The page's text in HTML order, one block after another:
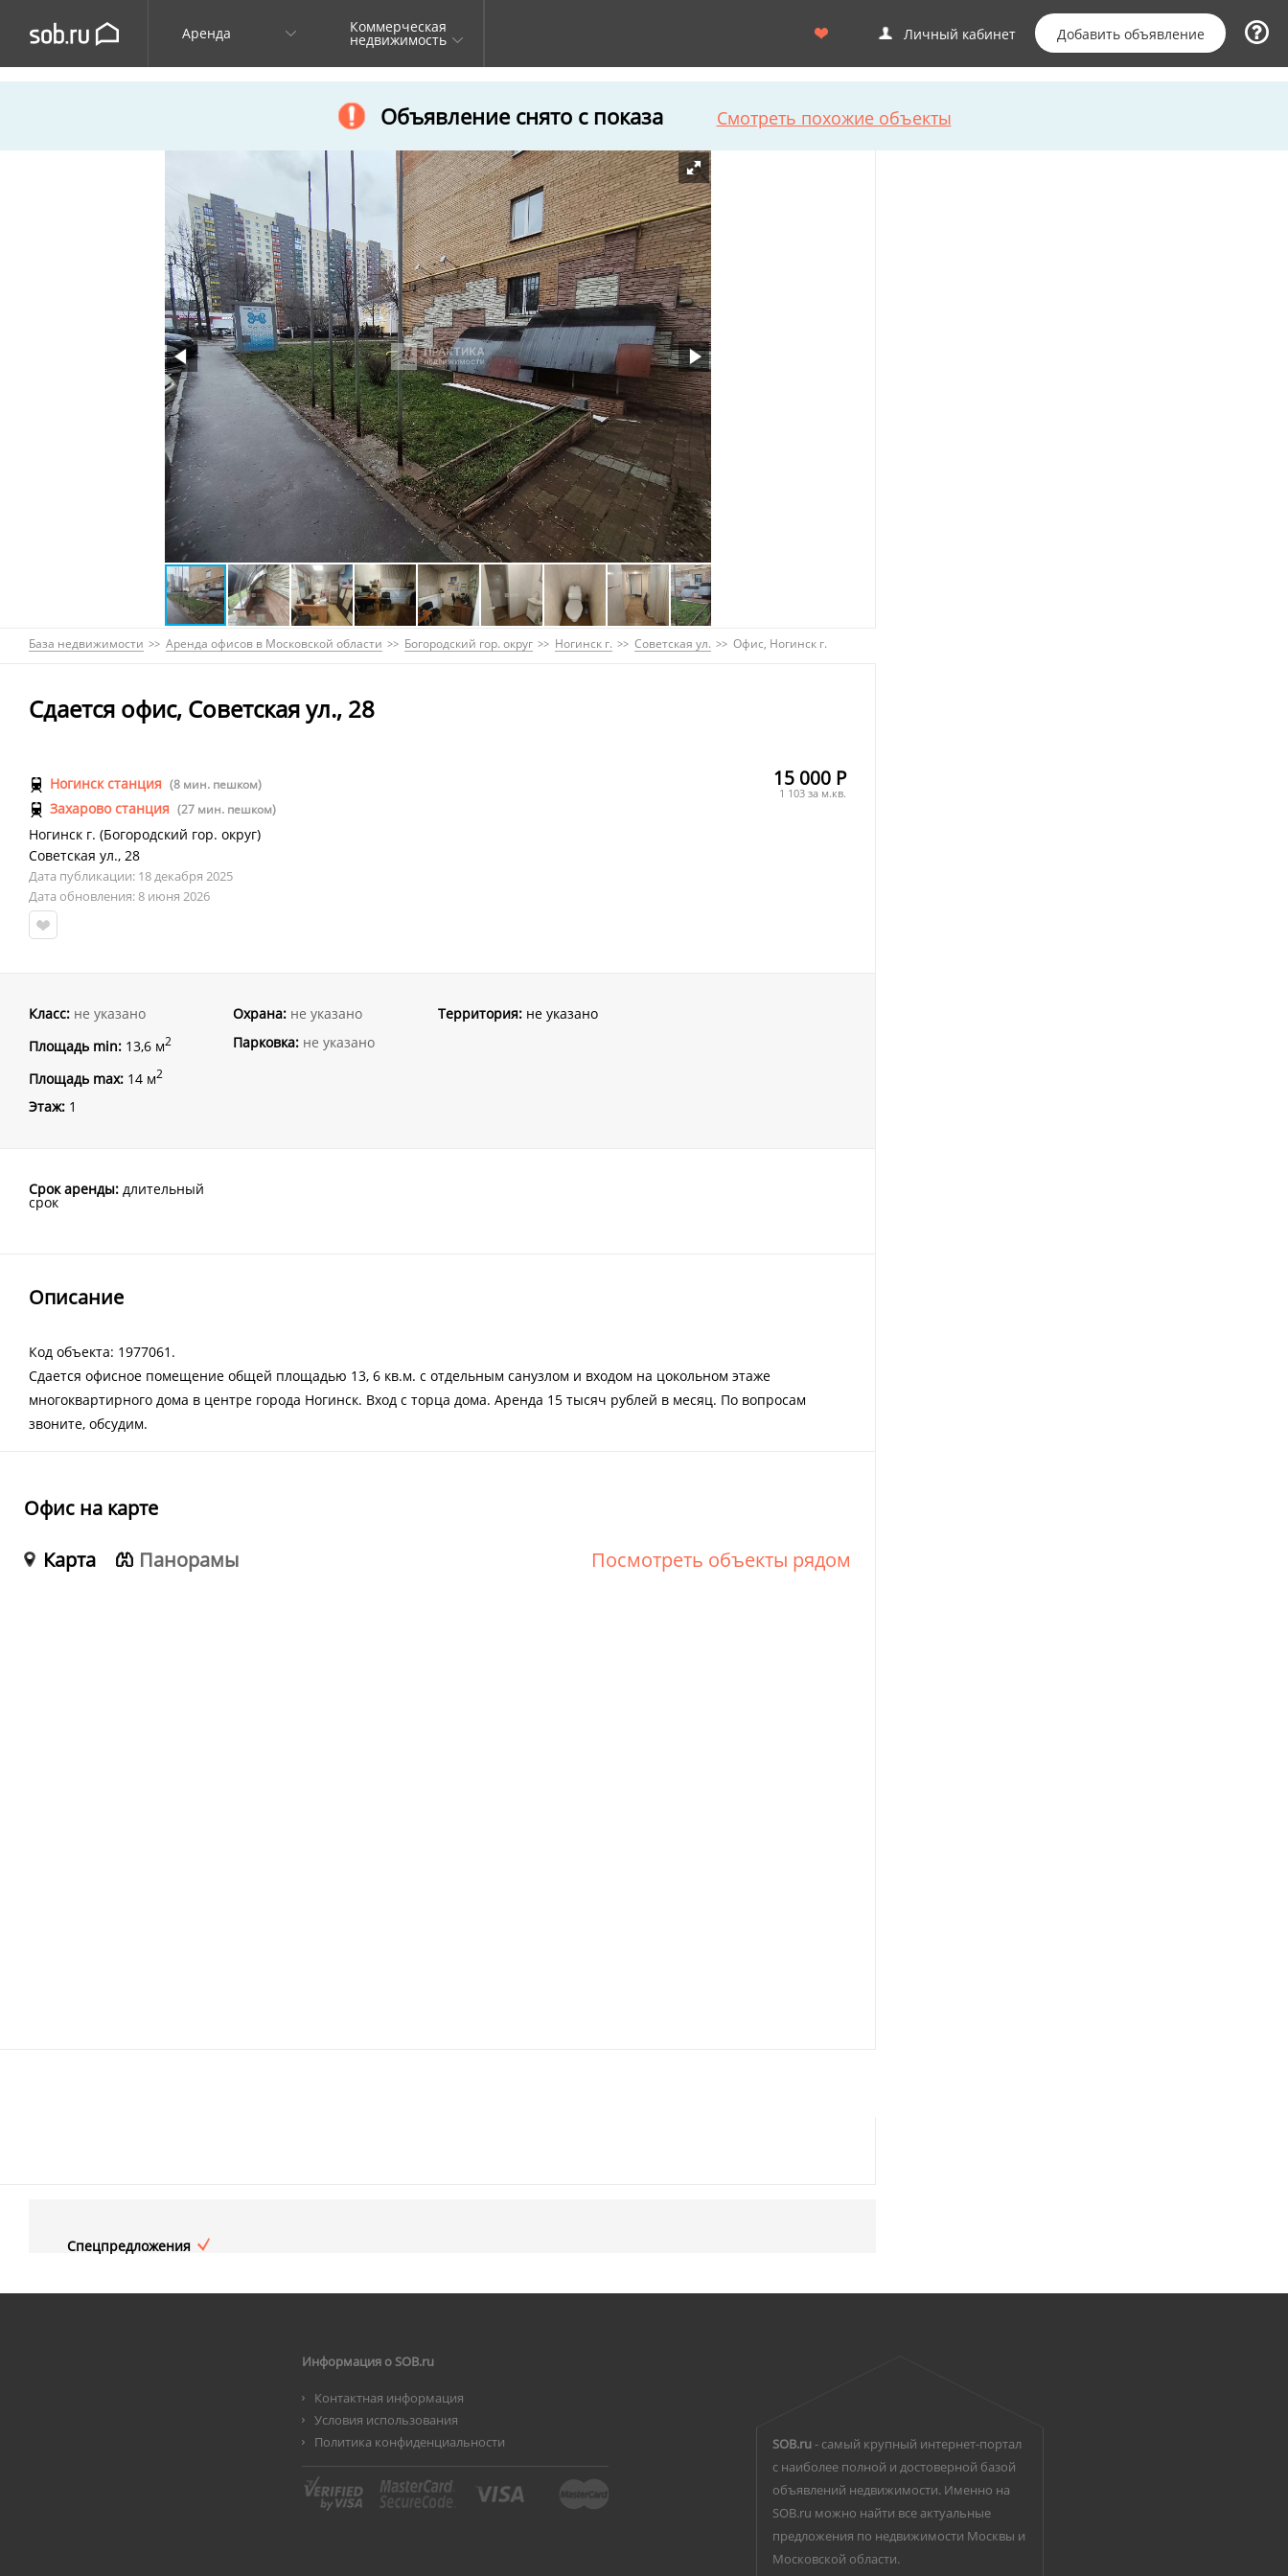
Аренда Коммерческая
недвижимость Личный кабинет Добавить объявление
Объявление снято с показа Смотреть похожие объекты
База недвижимости Аренда офисов в Московской области Богородский гор. округ Ногинск г. Советская ул. Офис, Ногинск г.
Сдается офис, Советская ул., 28
15 000 Р
1 103 за м.кв.
Ногинск станция (8 мин. пешком)
Захарово станция (27 мин. пешком)
Ногинск г. (Богородский гор. округ)
Советская ул., 28
Дата публикации: 18 декабря 2025
Дата обновления: 8 июня 2026
Класс: не указано
Площадь min: 13,6 м2
Площадь max: 14 м2
Этаж: 1
Охрана: не указано
Парковка: не указано
Территория:не указано
Срок аренды: длительный
срок
Описание
Код объекта: 1977061.
Сдается офисное помещение общей площадью 13, 6 кв.м. с отдельным санузлом и входом на цокольном этаже
многоквартирного дома в центре города Ногинск. Вход с торца дома. Аренда 15 тысяч рублей в месяц. По вопросам
звоните, обсудим.
Офис на карте
Карта
Панорамы Посмотреть объекты рядом
Спецпредложения
Информация о SOB.ru
Контактная информация
Условия использования
Политика конфиденциальности
SOB.ru- самый крупный интернет-портал
с наиболее полной и достоверной базой
объявлений недвижимости. Именно на
SOB.ru можно найти все актуальные
предложения по недвижимости Москвы и
Московской области.